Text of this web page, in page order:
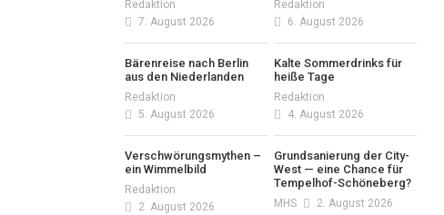
Redaktion
7. August 2026
Redaktion
6. August 2026
Bärenreise nach Berlin
aus den Niederlanden
Redaktion
5. August 2026
Kalte Sommerdrinks für
heiße Tage
Redaktion
4. August 2026
Verschwörungsmythen –
ein Wimmelbild
Redaktion
2. August 2026
Grundsanierung der City-
West — eine Chance für
Tempelhof-Schöneberg?
MHS 2. August 2026